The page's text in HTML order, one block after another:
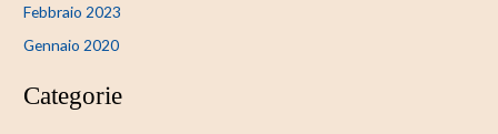
Febbraio 2023
Gennaio 2020
Categorie